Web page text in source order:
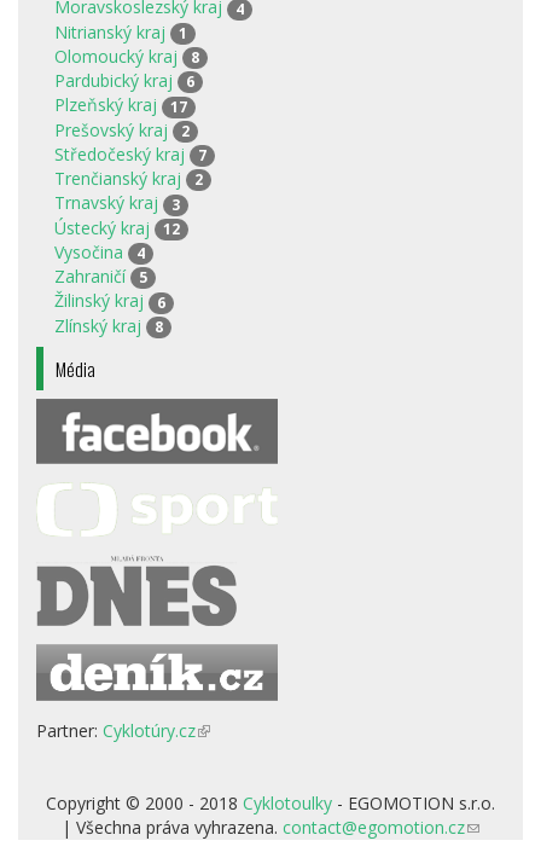
Moravskoslezský kraj 4
Nitrianský kraj 1
Olomoucký kraj 8
Pardubický kraj 6
Plzeňský kraj 17
Prešovský kraj 2
Středočeský kraj 7
Trenčianský kraj 2
Trnavský kraj 3
Ústecký kraj 12
Vysočina 4
Zahraničí 5
Žilinský kraj 6
Zlínský kraj 8
Média
Partner: Cyklotúry.cz(odkaz
Copyright © 2000 - 2018 Cyklotoulky - EGOMOTION s.r.o.
| Všechna práva vyhrazena. contact@egomotion.cz(odkaz